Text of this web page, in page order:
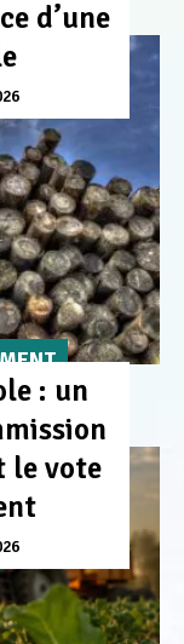
d’une
: un
le vote